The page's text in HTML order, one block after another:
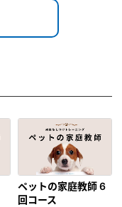
ペットの家庭教師 6
回コース